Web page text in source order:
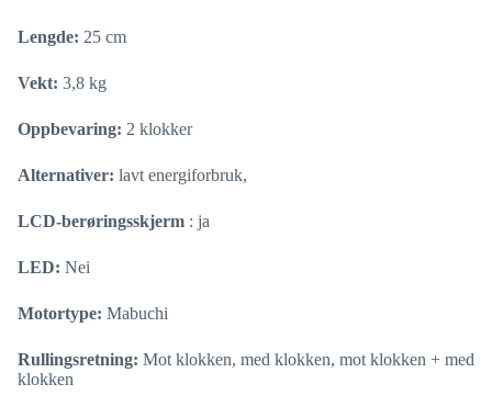
Lengde: 25 cm
Vekt: 3,8 kg
Oppbevaring: 2 klokker
Alternativer: lavt energiforbruk,
LCD-berøringsskjerm : ja
LED: Nei
Motortype: Mabuchi
Rullingsretning: Mot klokken, med klokken, mot klokken + med
klokken